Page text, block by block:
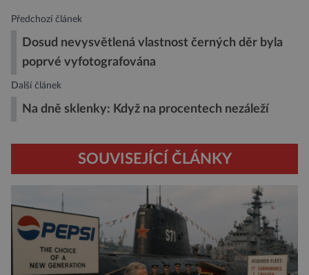
Předchozí článek
Dosud nevysvětlená vlastnost černých děr byla
poprvé vyfotografována
Další článek
Na dně sklenky: Když na procentech nezáleží
SOUVISEJÍCÍ ČLÁNKY